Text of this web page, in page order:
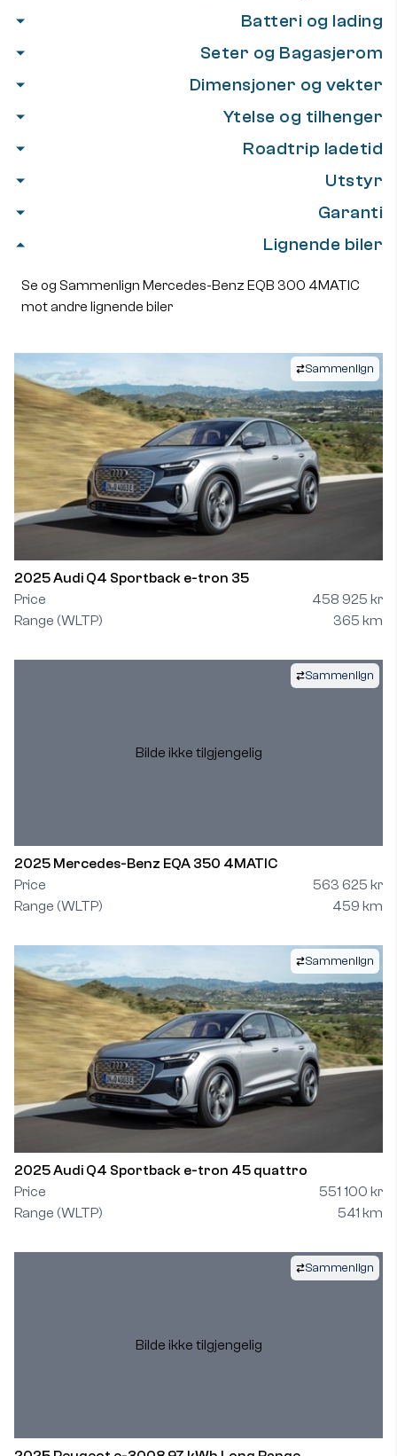
Batteri og lading
Seter og Bagasjerom
Dimensjoner og vekter
Ytelse og tilhenger
Roadtrip ladetid
Utstyr
Garanti
Lignende biler
Se og Sammenlign Mercedes-Benz EQB 300 4MATIC
mot andre lignende biler
Sammenlign
2025 Audi Q4 Sportback e-tron 35
Price
458 925 kr
Range (WLTP)
365 km
Sammenlign
Bilde ikke tilgjengelig
2025 Mercedes-Benz EQA 350 4MATIC
Price
563 625 kr
Range (WLTP)
459 km
Sammenlign
2025 Audi Q4 Sportback e-tron 45 quattro
Price
551 100 kr
Range (WLTP)
541 km
Sammenlign
Bilde ikke tilgjengelig